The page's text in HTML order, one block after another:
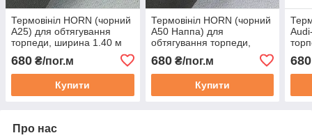
Термовініл HORN (чорний
A25) для обтягування
торпеди, ширина 1.40 м
680 ₴/пог.м
Купити
Термовініл HORN (чорний
A50 Наппа) для
обтягування торпеди,
680₴/пог.м
Купити
680
Про нас